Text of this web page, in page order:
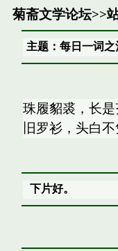
菊斋文学论坛>>
主题：每日一词之
珠履貂裘，长
旧罗衫，头白不
下片好。